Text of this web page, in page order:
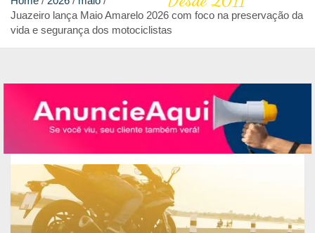
Juazeiro lança Maio Amarelo 2026 com foco na preservação da
vida e segurança dos motociclistas